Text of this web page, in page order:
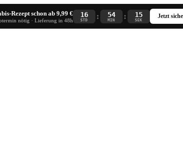
Rezept schon ab 9,99 €
nötig · Lieferung in 48h
16
STD : 54
MIN : 14
SEK
Jetzt